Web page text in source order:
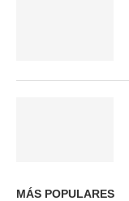
MÁS POPULARES